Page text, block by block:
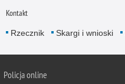
Kontakt
Rzecznik Skargi i wnioski
Policjaonline